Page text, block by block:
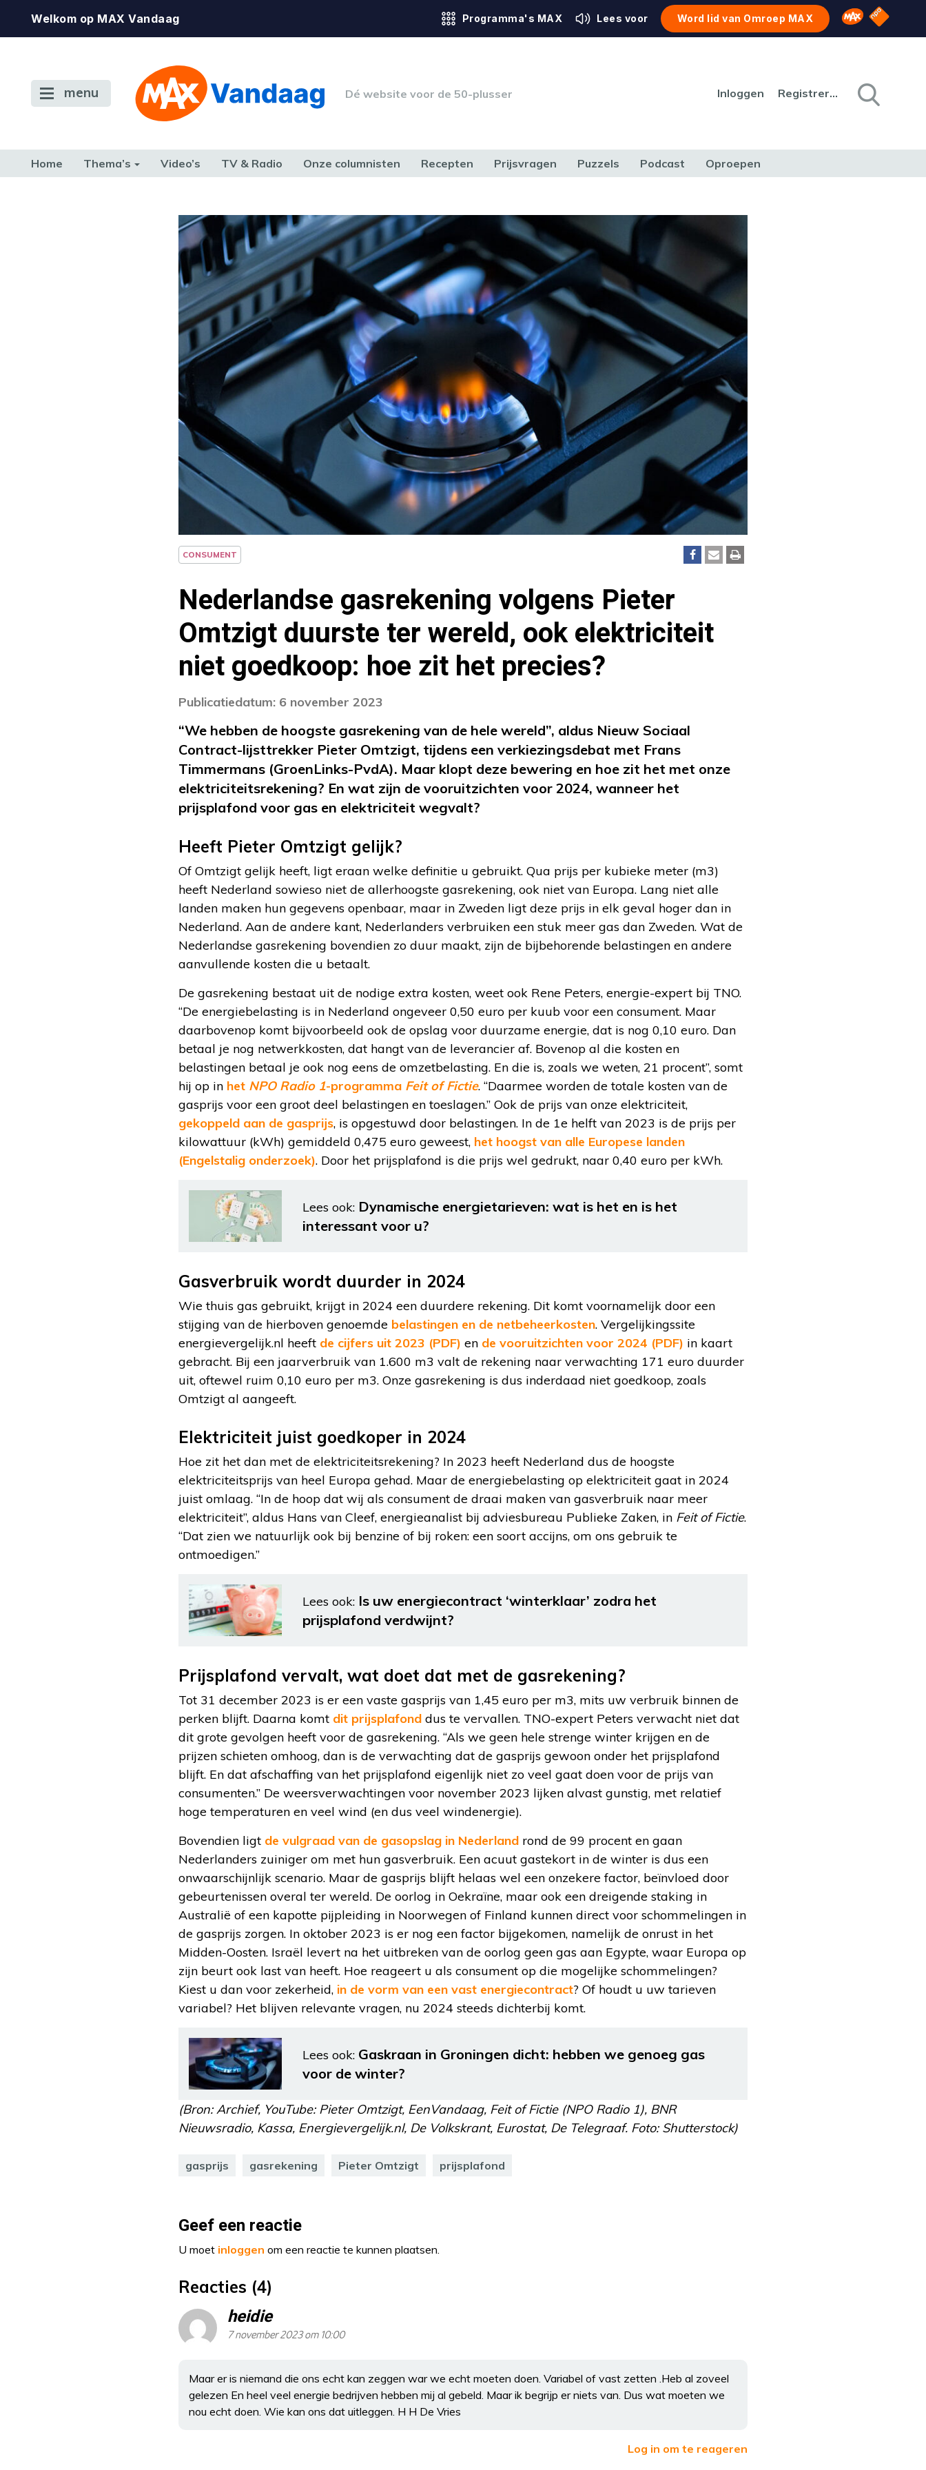
Welkom op MAX Vandaag Programma's MAX Lees voor Word lid van Omroep MAX Omroep MAX
NPO
menu Dé website voor de 50-plusser Inloggen Registreren
Home Thema’s Video’s TV & Radio Onze columnisten Recepten Prijsvragen Puzzels Podcast Oproepen
CONSUMENT
Nederlandse gasrekening volgens Pieter
Omtzigt duurste ter wereld, ook elektriciteit
niet goedkoop: hoe zit het precies?
Publicatiedatum: 6 november 2023
“We hebben de hoogste gasrekening van de hele wereld”, aldus Nieuw Sociaal
Contract-lijsttrekker Pieter Omtzigt, tijdens een verkiezingsdebat met Frans
Timmermans (GroenLinks-PvdA). Maar klopt deze bewering en hoe zit het met onze
elektriciteitsrekening? En wat zijn de vooruitzichten voor 2024, wanneer het
prijsplafond voor gas en elektriciteit wegvalt?
Heeft Pieter Omtzigt gelijk?
Of Omtzigt gelijk heeft, ligt eraan welke definitie u gebruikt. Qua prijs per kubieke meter (m3)
heeft Nederland sowieso niet de allerhoogste gasrekening, ook niet van Europa. Lang niet alle
landen maken hun gegevens openbaar, maar in Zweden ligt deze prijs in elk geval hoger dan in
Nederland. Aan de andere kant, Nederlanders verbruiken een stuk meer gas dan Zweden. Wat de
Nederlandse gasrekening bovendien zo duur maakt, zijn de bijbehorende belastingen en andere
aanvullende kosten die u betaalt.
De gasrekening bestaat uit de nodige extra kosten, weet ook Rene Peters, energie-expert bij TNO.
“De energiebelasting is in Nederland ongeveer 0,50 euro per kuub voor een consument. Maar
daarbovenop komt bijvoorbeeld ook de opslag voor duurzame energie, dat is nog 0,10 euro. Dan
betaal je nog netwerkkosten, dat hangt van de leverancier af. Bovenop al die kosten en
belastingen betaal je ook nog eens de omzetbelasting. En die is, zoals we weten, 21 procent”, somt
hij op in het NPO Radio 1-programma Feit of Fictie. “Daarmee worden de totale kosten van de
gasprijs voor een groot deel belastingen en toeslagen.” Ook de prijs van onze elektriciteit,
gekoppeld aan de gasprijs, is opgestuwd door belastingen. In de 1e helft van 2023 is de prijs per
kilowattuur (kWh) gemiddeld 0,475 euro geweest, het hoogst van alle Europese landen
(Engelstalig onderzoek). Door het prijsplafond is die prijs wel gedrukt, naar 0,40 euro per kWh.
Lees ook: Dynamische energietarieven: wat is het en is het
interessant voor u?
Gasverbruik wordt duurder in 2024
Wie thuis gas gebruikt, krijgt in 2024 een duurdere rekening. Dit komt voornamelijk door een
stijging van de hierboven genoemde belastingen en de netbeheerkosten. Vergelijkingssite
energievergelijk.nl heeft de cijfers uit 2023 (PDF) en de vooruitzichten voor 2024 (PDF) in kaart
gebracht. Bij een jaarverbruik van 1.600 m3 valt de rekening naar verwachting 171 euro duurder
uit, oftewel ruim 0,10 euro per m3. Onze gasrekening is dus inderdaad niet goedkoop, zoals
Omtzigt al aangeeft.
Elektriciteit juist goedkoper in 2024
Hoe zit het dan met de elektriciteitsrekening? In 2023 heeft Nederland dus de hoogste
elektriciteitsprijs van heel Europa gehad. Maar de energiebelasting op elektriciteit gaat in 2024
juist omlaag. “In de hoop dat wij als consument de draai maken van gasverbruik naar meer
elektriciteit”, aldus Hans van Cleef, energieanalist bij adviesbureau Publieke Zaken, in Feit of Fictie.
“Dat zien we natuurlijk ook bij benzine of bij roken: een soort accijns, om ons gebruik te
ontmoedigen.”
Lees ook: Is uw energiecontract ‘winterklaar’ zodra het
prijsplafond verdwijnt?
Prijsplafond vervalt, wat doet dat met de gasrekening?
Tot 31 december 2023 is er een vaste gasprijs van 1,45 euro per m3, mits uw verbruik binnen de
perken blijft. Daarna komt dit prijsplafond dus te vervallen. TNO-expert Peters verwacht niet dat
dit grote gevolgen heeft voor de gasrekening. “Als we geen hele strenge winter krijgen en de
prijzen schieten omhoog, dan is de verwachting dat de gasprijs gewoon onder het prijsplafond
blijft. En dat afschaffing van het prijsplafond eigenlijk niet zo veel gaat doen voor de prijs van
consumenten.” De weersverwachtingen voor november 2023 lijken alvast gunstig, met relatief
hoge temperaturen en veel wind (en dus veel windenergie).
Bovendien ligt de vulgraad van de gasopslag in Nederland rond de 99 procent en gaan
Nederlanders zuiniger om met hun gasverbruik. Een acuut gastekort in de winter is dus een
onwaarschijnlijk scenario. Maar de gasprijs blijft helaas wel een onzekere factor, beïnvloed door
gebeurtenissen overal ter wereld. De oorlog in Oekraïne, maar ook een dreigende staking in
Australië of een kapotte pijpleiding in Noorwegen of Finland kunnen direct voor schommelingen in
de gasprijs zorgen. In oktober 2023 is er nog een factor bijgekomen, namelijk de onrust in het
Midden-Oosten. Israël levert na het uitbreken van de oorlog geen gas aan Egypte, waar Europa op
zijn beurt ook last van heeft. Hoe reageert u als consument op die mogelijke schommelingen?
Kiest u dan voor zekerheid, in de vorm van een vast energiecontract? Of houdt u uw tarieven
variabel? Het blijven relevante vragen, nu 2024 steeds dichterbij komt.
Lees ook: Gaskraan in Groningen dicht: hebben we genoeg gas
voor de winter?
(Bron: Archief, YouTube: Pieter Omtzigt, EenVandaag, Feit of Fictie (NPO Radio 1), BNR
Nieuwsradio, Kassa, Energievergelijk.nl, De Volkskrant, Eurostat, De Telegraaf. Foto: Shutterstock)
gasprijs gasrekening Pieter Omtzigt prijsplafond
Geef een reactie
U moet inloggen om een reactie te kunnen plaatsen.
Reacties (4)
heidie
7 november 2023 om 10:00
Maar er is niemand die ons echt kan zeggen war we echt moeten doen. Variabel of vast zetten .Heb al zoveel
gelezen En heel veel energie bedrijven hebben mij al gebeld. Maar ik begrijp er niets van. Dus wat moeten we
nou echt doen. Wie kan ons dat uitleggen. H H De Vries
Log in om te reageren